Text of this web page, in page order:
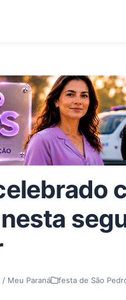
/ Meu Paraná festa de São